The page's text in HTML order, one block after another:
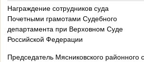
Награждение сотрудников суда
Почетными грамотами Судебного
департамента при Верховном Суде
Российской Федерации
Председатель Мясниковского районного